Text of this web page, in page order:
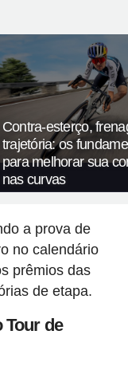
Contra-esterço,
trajetória: os
para melhorar sua
nas curvas
a prova de
no calendário
prêmios das
de etapa.
Tour de